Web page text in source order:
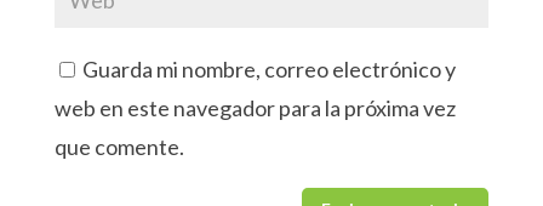
Guarda mi nombre, correo electrónico y
web en este navegador para la próxima vez
que comente.